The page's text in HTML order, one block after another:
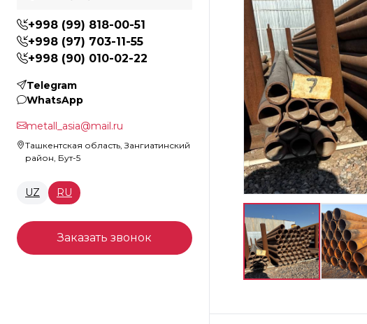
+998 (99) 818-00-51
+998 (97) 703-11-55
+998 (90) 010-02-22
Telegram
WhatsApp
metall_asia@mail.ru
Ташкентская область, Зангиатинский
район, Бут-5
UZ RU
Заказать звонок